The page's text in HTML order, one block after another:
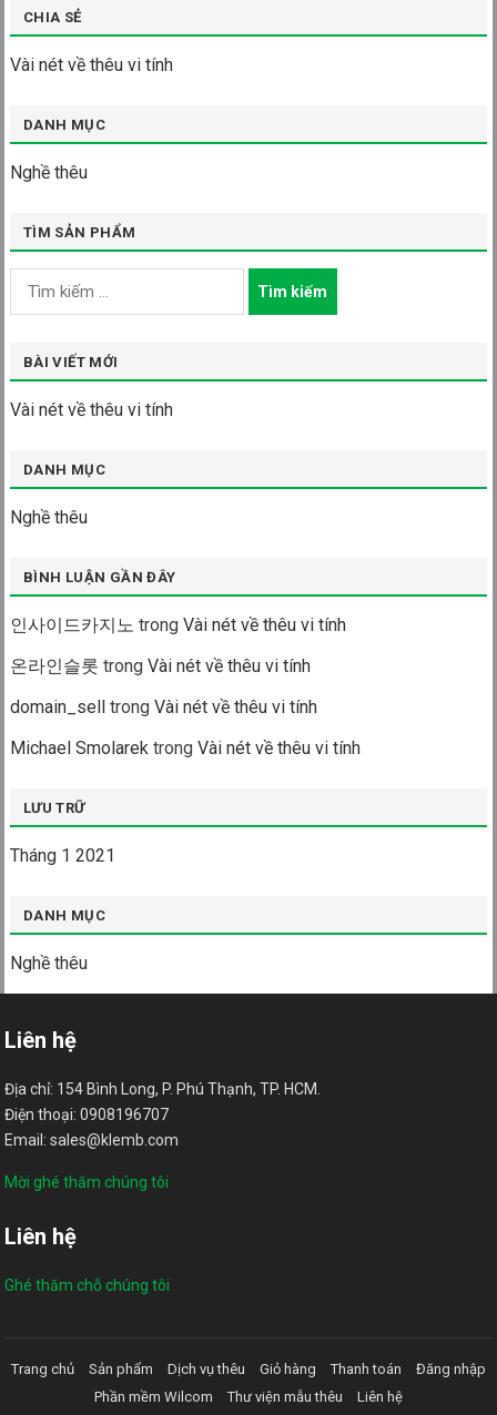
CHIA SẺ
Vài nét về thêu vi tính
DANH MỤC
Nghề thêu
TÌM SẢN PHẨM
Tìm
kiếm
BÀI VIẾT MỚI
Vài nét về thêu vi tính
DANH MỤC
Nghề thêu
BÌNH LUẬN GẦN ĐÂY
인사이드카지노 trong Vài nét về thêu vi tính
온라인슬롯 trong Vài nét về thêu vi tính
domain_selltrong Vài nét về thêu vi tính
Michael Smolarektrong Vài nét về thêu vi tính
LƯU TRỮ
Tháng 1 2021
DANH MỤC
Nghề thêu
Liên hệ
Địa chỉ: 154 Bình Long, P. Phú Thạnh, TP. HCM.
Điện thoại: 0908196707
Email: sales@klemb.com
Mời ghé thăm chúng tôi
Liên hệ
Ghé thăm chỗ chúng tôi
Trang chủ Sản phẩm Dịch vụ thêu Giỏ hàng Thanh toán
Đăng nhập
Phần mềm Wilcom
Thư viện mẫu thêu Liên hệ